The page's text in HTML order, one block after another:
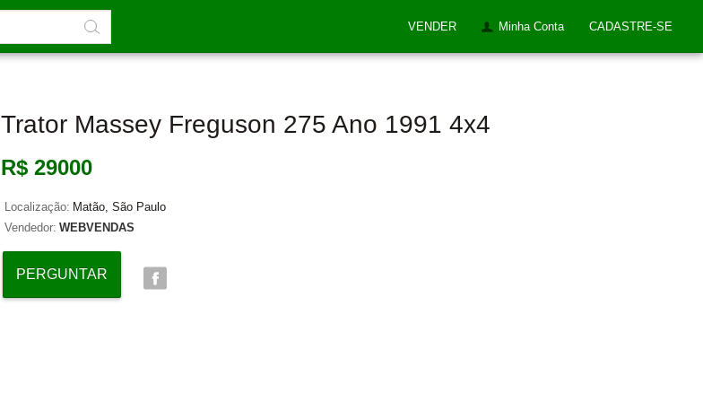
VENDER Minha Conta CADASTRE-SE
Trator Massey Freguson 275 Ano 1991 4x4
R$ 29000
Localização: Matão, São Paulo
Vendedor: WEBVENDAS
PERGUNTAR